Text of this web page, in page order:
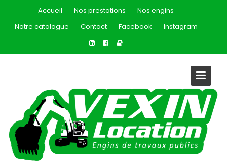
content
Accueil Nos prestations
Nos engins
Notre catalogue
Contact Facebook Instagram